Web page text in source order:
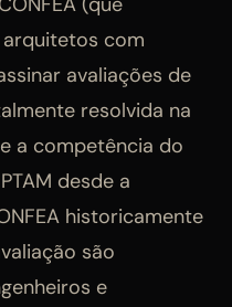
com
avaliações de
resolvida na
a competência do
desde a
historicamente
são
e